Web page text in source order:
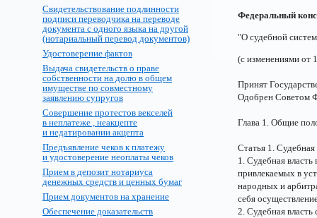
Свидетельствование подлинности
подписи переводчика на переводе
документа с одного языка на другой
(нотариальный перевод документов)
Удостоверение фактов
Выдача свидетельств о праве
собственности на долю в общем
имуществе по совместному
заявлению супругов
Совершение протестов векселей
в неплатеже , неакцепте
и недатировании акцепта
Предъявление чеков к платежу
и удостоверение неоплаты чеков
Прием в депозит нотариуса
денежных средств и ценных бумаг
Прием документов на хранение
Обеспечение доказательств
Федеральный
"О судебной
(с изменениями от
Принят
Одобрен Советом
Глава 1. Общие
Статья 1. Судебная
1. Судебная
привлекаемых в
народных и
себя
2. Судебная власть